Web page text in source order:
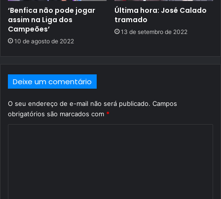
‘Benfica não pode jogar
assim na Liga dos
Campeões’
10 de agosto de 2022
Última hora: José Calado
tramado
13 de setembro de 2022
Deixe um comentário
O seu endereço de e-mail não será publicado. Campos
obrigatórios são marcados com *